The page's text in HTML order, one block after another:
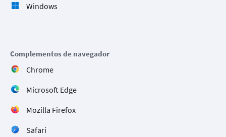
Windows
Complementos de navegador
Chrome
Microsoft Edge
Mozilla Firefox
Safari